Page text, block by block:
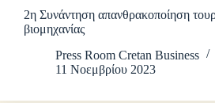
2η Συνάντηση απανθρακοποίηση
βιομηχανίας
Press Room Cretan Business
11 Νοεμβρίου 2023